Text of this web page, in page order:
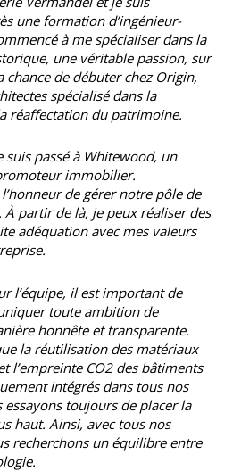
une formation d’ingénieur-
à me spécialiser dans la
une véritable passion, sur
chance de débuter chez Origin,
spécialisé dans la
réaffectation du patrimoine.
suis passé à Whitewood, un
immobilier.
l’honneur de gérer notre pôle de
partir de là, je peux réaliser des
adéquation avec mes valeurs
l’équipe, il est important de
toute ambition de
honnête et transparente.
la réutilisation des matériaux
l’empreinte CO2 des bâtiments
intégrés dans tous nos
toujours de placer la
haut. Ainsi, avec tous nos
recherchons un équilibre entre